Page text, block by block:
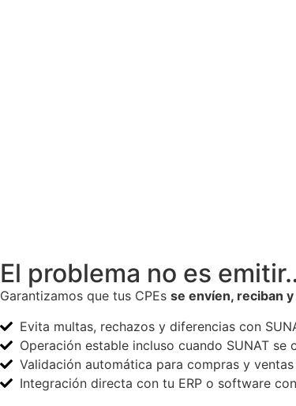
El problema no es
Garantizamos que tus CPEs se envíen, reciban
Evita multas, rechazos y diferencias con
Operación estable incluso cuando SUNAT se
Validación automática para compras y ventas
Integración directa con tu ERP o software